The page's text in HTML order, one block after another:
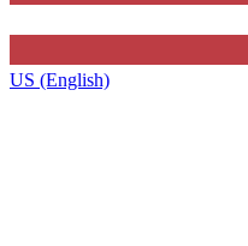
US (English)